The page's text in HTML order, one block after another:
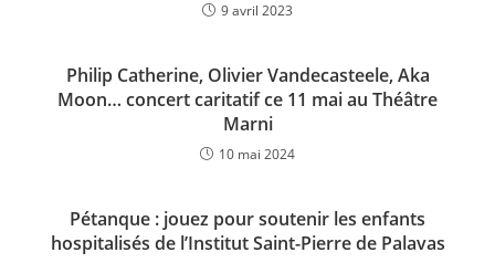
9 avril 2023
Philip Catherine, Olivier Vandecasteele, Aka
Moon… concert caritatif ce 11 mai au Théâtre
Marni
10 mai 2024
Pétanque : jouez pour soutenir les enfants
hospitalisés de l’Institut Saint-Pierre de Palavas